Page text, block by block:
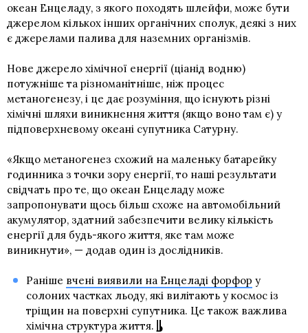
океан Енцеладу, з якого походять шлейфи, може бути
джерелом кількох інших органічних сполук, деякі з них
є джерелами палива для наземних організмів.
Нове джерело хімічної енергії (ціанід водню)
потужніше та різноманітніше, ніж процес
метаногенезу, і це дає розуміння, що існують різні
хімічні шляхи виникнення життя (якщо воно там є) у
підповерхневому океані супутника Сатурну.
«Якщо метаногенез схожий на маленьку батарейку
годинника з точки зору енергії, то наші результати
свідчать про те, що океан Енцеладу може
запропонувати щось більш схоже на автомобільний
акумулятор, здатний забезпечити велику кількість
енергії для будь-якого життя, яке там може
виникнути», — додав один із дослідників.
Раніше вчені виявили на Енцеладі форфор у
солоних частках льоду, які вилітають у космос із
тріщин на поверхні супутника. Це також важлива
хімічна структура життя.